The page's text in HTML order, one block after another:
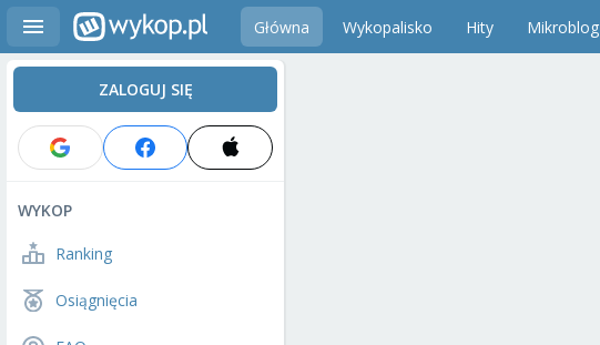
Główna Wykopalisko Hity Mikroblog
ZALOGUJ SIĘ
WYKOP
Ranking
Osiągnięcia